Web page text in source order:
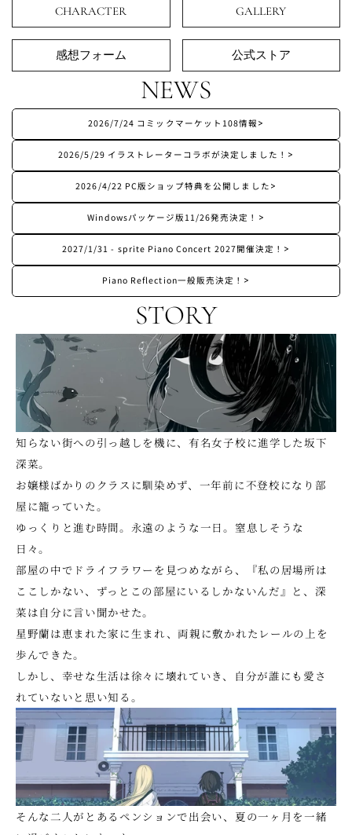
CHARACTER GALLERY
感想フォーム 公式ストア
NEWS
2026/7/24 コミックマーケット108情報 >
2026/5/29 イラストレーターコラボが決定しました！ >
2026/4/22 PC版ショップ特典を公開しました >
Windowsパッケージ版11/26発売決定！ >
2027/1/31 - sprite Piano Concert 2027開催決定！ >
Piano Reflection一般販売決定！ >
STORY
知らない街への引っ越しを機に、有名女子校に進学した坂下
深菜。
お嬢様ばかりのクラスに馴染めず、一年前に不登校になり部
屋に籠っていた。
ゆっくりと進む時間。永遠のような一日。窒息しそうな
日々。
部屋の中でドライフラワーを見つめながら、『私の居場所は
ここしかない、ずっとこの部屋にいるしかないんだ』と、深
菜は自分に言い聞かせた。
星野蘭は恵まれた家に生まれ、両親に敷かれたレールの上を
歩んできた。
しかし、幸せな生活は徐々に壊れていき、自分が誰にも愛さ
れていないと思い知る。
そんな二人がとあるペンションで出会い、夏の一ヶ月を一緒